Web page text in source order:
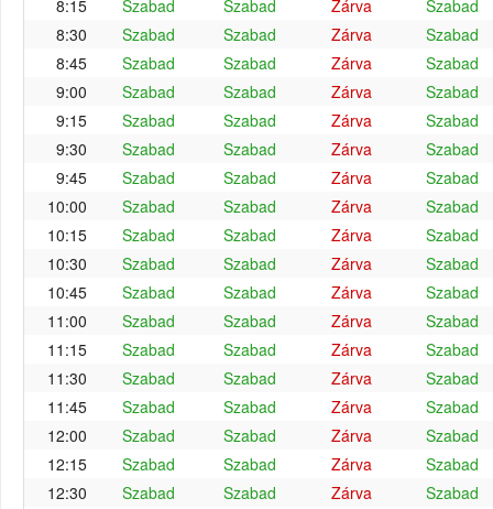
8:15
Szabad Szabad Zárva
Szabad
8:30
Szabad Szabad Zárva
Szabad
8:45
Szabad Szabad Zárva
Szabad
9:00
Szabad Szabad Zárva
Szabad
9:15
Szabad Szabad Zárva
Szabad
9:30
Szabad Szabad Zárva
Szabad
9:45
Szabad Szabad Zárva
Szabad
10:00
Szabad Szabad Zárva
Szabad
10:15
Szabad Szabad Zárva
Szabad
10:30
Szabad Szabad Zárva
Szabad
10:45
Szabad Szabad Zárva
Szabad
11:00
Szabad Szabad Zárva
Szabad
11:15
Szabad Szabad Zárva
Szabad
11:30
Szabad Szabad Zárva
Szabad
11:45
Szabad Szabad Zárva
Szabad
12:00
Szabad Szabad Zárva
Szabad
12:15
Szabad Szabad Zárva
Szabad
12:30
Szabad Szabad Zárva
Szabad